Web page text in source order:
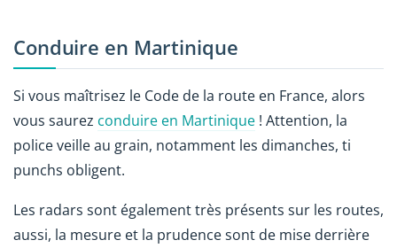
Conduire en Martinique
Si vous maîtrisez le Code de la route en France, alors
vous saurez conduire en Martinique ! Attention, la
police veille au grain, notamment les dimanches, ti
punchs obligent.
Les radars sont également très présents sur les routes,
aussi, la mesure et la prudence sont de mise derrière